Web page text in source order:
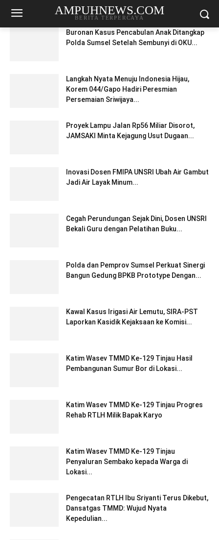
AMPUHNEWS.COM
BERITA TERPERCAYA
Buronan Kasus Pencabulan Anak Ditangkap
Polda Sumsel Setelah Sembunyi di OKU...
Langkah Nyata Menuju Indonesia Hijau,
Korem 044/Gapo Hadiri Peresmian
Persemaian Sriwijaya...
Proyek Lampu Jalan Rp56 Miliar Disorot,
JAMSAKI Minta Kejagung Usut Dugaan...
Inovasi Dosen FMIPA UNSRI Ubah Air Gambut
Jadi Air Layak Minum...
Cegah Perundungan Sejak Dini, Dosen UNSRI
Bekali Guru dengan Pelatihan Buku...
Polda dan Pemprov Sumsel Perkuat Sinergi
Bangun Gedung BPKB Prototype Dengan...
Kawal Kasus Irigasi Air Lemutu, SIRA-PST
Laporkan Kasidik Kejaksaan ke Komisi...
Katim Wasev TMMD Ke-129 Tinjau Hasil
Pembangunan Sumur Bor di Lokasi...
Katim Wasev TMMD Ke-129 Tinjau Progres
Rehab RTLH Milik Bapak Karyo
Katim Wasev TMMD Ke-129 Tinjau
Penyaluran Sembako kepada Warga di
Lokasi...
Pengecatan RTLH Ibu Sriyanti Terus Dikebut,
Dansatgas TMMD: Wujud Nyata
Kepedulian...